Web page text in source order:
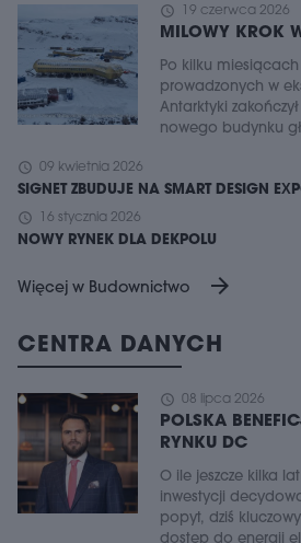
schedule 19 czerwca 2026
MILOWY KROK
Po kilku
prowadzonych w
Antarktyki
nowego budynku
schedule 09 kwietnia 2026
SIGNET ZBUDUJE NA SMART DESIGN
schedule 16 stycznia 2026
NOWY RYNEK DLA DEKPOLU
Więcej w Budownictwo arrow_forward
CENTRA DANYCH
schedule 08 lipca 2026
POLSKA
RYNKU DC
O ile jeszcze kilka
inwestycji
popyt, dziś
dostęp do energii